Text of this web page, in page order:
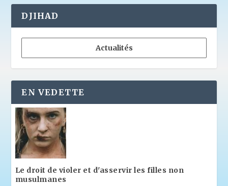
DJIHAD
Actualités
EN VEDETTE
Le droit de violer et d'asservir les filles non
musulmanes